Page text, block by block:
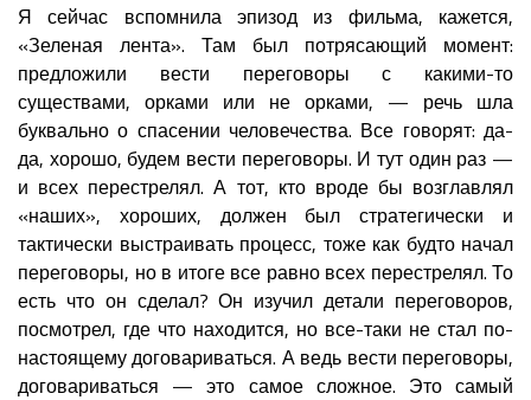
Я сейчас вспомнила эпизод из фильма, кажется,
«Зеленая лента». Там был потрясающий момент:
предложили вести переговоры с какими-то
существами, орками или не орками, — речь шла
буквально о спасении человечества. Все говорят: да-
да, хорошо, будем вести переговоры. И тут один раз —
и всех перестрелял. А тот, кто вроде бы возглавлял
«наших», хороших, должен был стратегически и
тактически выстраивать процесс, тоже как будто начал
переговоры, но в итоге все равно всех перестрелял. То
есть что он сделал? Он изучил детали переговоров,
посмотрел, где что находится, но все-таки не стал по-
настоящему договариваться. А ведь вести переговоры,
договариваться — это самое сложное. Это самый